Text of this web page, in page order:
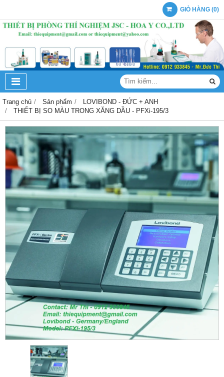
GIỎ HÀNG (0)
Trang chủ Sản phẩm
LOVIBOND - ĐỨC + ANH
THIẾT BỊ SO MÀU TRONG XĂNG DẦU - PFXi-195/3